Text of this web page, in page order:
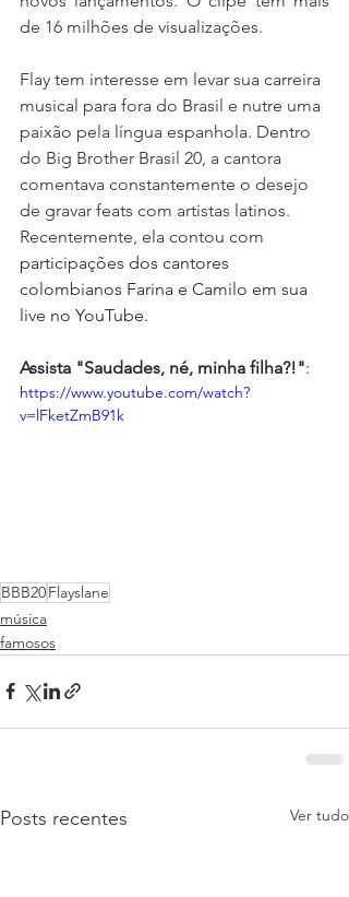
de 16 milhões de visualizações.
Flay tem interesse em levar sua carreira
musical para fora do Brasil e nutre uma
paixão pela língua espanhola. Dentro
do Big Brother Brasil 20, a cantora
comentava constantemente o desejo
de gravar feats com artistas latinos.
Recentemente, ela contou com
participações dos cantores
colombianos Farina e Camilo em sua
live no YouTube.
Assista "Saudades, né, minha filha?!":
https://www.youtube.com/watch?
v=lFketZmB91k
BBB20Flayslane
música
famosos
Posts recentes Ver tudo